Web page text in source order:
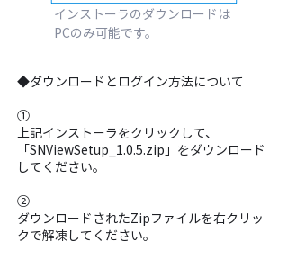
​インストーラのダウンロードは
PCのみ​可能です。
◆ダウンロードとログイン方法について
①
​上記インストーラをクリックして、
「SNViewSetup_1.0.5.zip」をダウンロード
してください。
​②
ダウンロードされたZipファイルを右クリッ
クで解凍してください。